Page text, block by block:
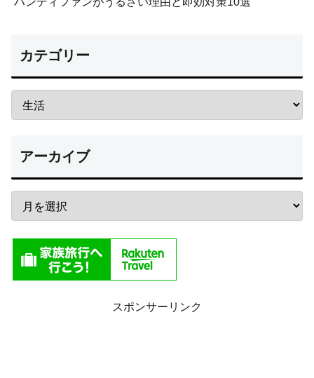
カテゴリー
アーカイブ
スポンサーリンク